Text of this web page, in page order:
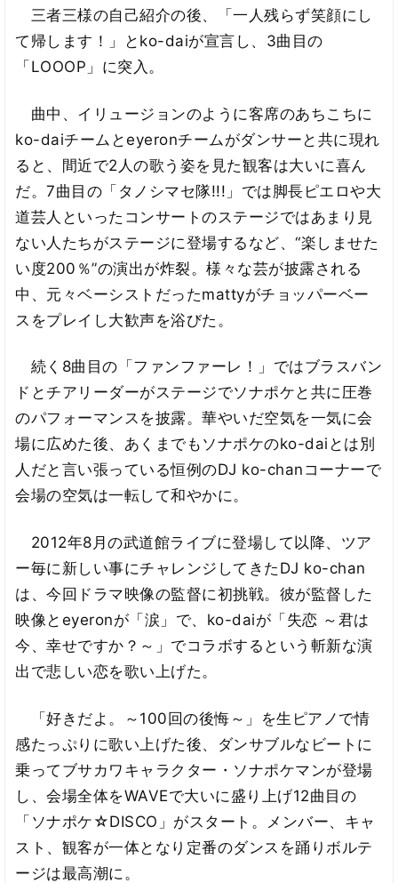
三者三様の自己紹介の後、「一人残らず笑顔にし
て帰します！」とko-daiが宣言し、3曲目の
「LOOOP」に突入。
曲中、イリュージョンのように客席のあちこちに
ko-daiチームとeyeronチームがダンサーと共に現れ
ると、間近で2人の歌う姿を見た観客は大いに喜ん
だ。7曲目の「タノシマセ隊!!!」では脚長ピエロや大
道芸人といったコンサートのステージではあまり見
ない人たちがステージに登場するなど、“楽しませた
い度200％”の演出が炸裂。様々な芸が披露される
中、元々ベーシストだったmattyがチョッパーベー
スをプレイし大歓声を浴びた。
続く8曲目の「ファンファーレ！」ではブラスバン
ドとチアリーダーがステージでソナポケと共に圧巻
のパフォーマンスを披露。華やいだ空気を一気に会
場に広めた後、あくまでもソナポケのko-daiとは別
人だと言い張っている恒例のDJ ko-chanコーナーで
会場の空気は一転して和やかに。
2012年8月の武道館ライブに登場して以降、ツア
ー毎に新しい事にチャレンジしてきたDJ ko-chan
は、今回ドラマ映像の監督に初挑戦。彼が監督した
映像とeyeronが「涙」で、ko-daiが「失恋 ～君は
今、幸せですか？～」でコラボするという斬新な演
出で悲しい恋を歌い上げた。
「好きだよ。～100回の後悔～」を生ピアノで情
感たっぷりに歌い上げた後、ダンサブルなビートに
乗ってブサカワキャラクター・ソナポケマンが登場
し、会場全体をWAVEで大いに盛り上げ12曲目の
「ソナポケ☆DISCO」がスタート。メンバー、キャ
スト、観客が一体となり定番のダンスを踊りボルテ
ージは最高潮に。